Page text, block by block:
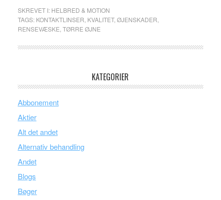
SKREVET I: HELBRED & MOTION
TAGS: KONTAKTLINSER KVALITET, ØJENSKADER
RENSEVÆSKE TØRRE ØJNE
KATEGORIER
Abbonement
Aktier
Alt det andet
Alternativ behandling
Andet
Blogs
Bøger